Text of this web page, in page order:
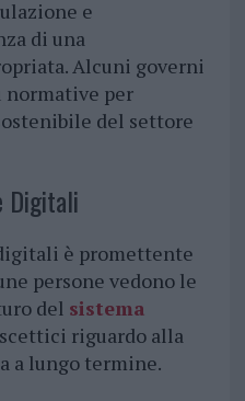
e
di una
Alcuni governi
normative per
del settore
Digitali
è promettente
persone vedono le
del sistema
riguardo alla
a lungo termine.